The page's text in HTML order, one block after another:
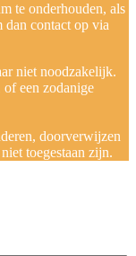
te onderhouden, als
dan contact op via
niet noodzakelijk.
een zodanige
doorverwijzen
toegestaan zijn.